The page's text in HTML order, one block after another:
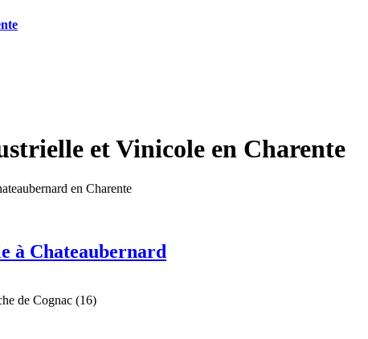
et Vinicole en Charente
en Charente
à Chateaubernard
de Cognac (16)